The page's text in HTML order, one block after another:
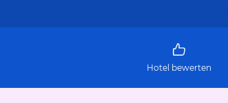
Hotel bewerten